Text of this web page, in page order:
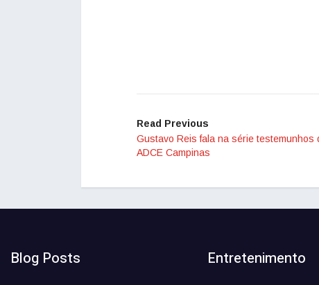
Read Previous
Gustavo Reis fala na série testemunhos
ADCE Campinas
Blog Posts Entretenimento